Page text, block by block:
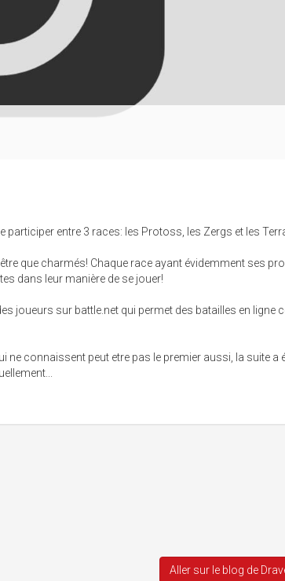
participer entre 3 races: les Protoss, les Zergs et les
que charmés! Chaque race ayant évidemment ses
dans leur manière de se jouer!
joueurs sur battle.net qui permet des batailles en ligne
ne connaissent peut etre pas le premier aussi, la suite a
Aller sur le blog de